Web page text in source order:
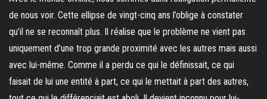
de nous voir. Cette ellipse de vingt-cinq ans l’oblige à constater
qu’il ne se reconnaît plus. Il réalise que le problème ne vient pas
uniquement d’une trop grande proximité avec les autres mais aussi
avec lui-même. Comme il a perdu ce qui le définissait, ce qui
faisait de lui une entité à part, ce qui le mettait à part des autres,